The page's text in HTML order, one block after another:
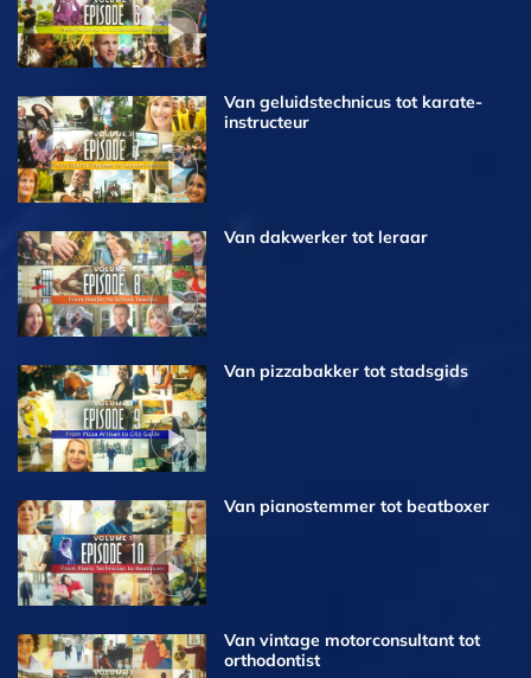
Van geluidstechnicus tot karate-
instructeur
Van dakwerker tot leraar
Van pizzabakker tot stadsgids
Van pianostemmer tot beatboxer
Van vintage motorconsultant tot
orthodontist